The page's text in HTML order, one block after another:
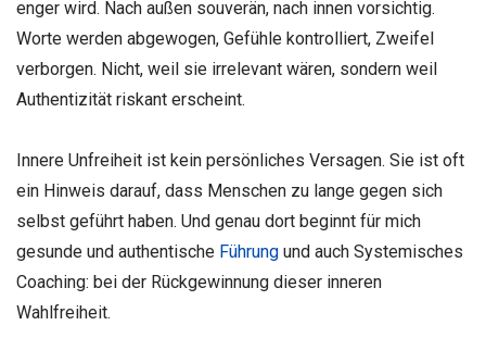
enger wird. Nach außen souverän, nach innen vorsichtig.
Worte werden abgewogen, Gefühle kontrolliert, Zweifel
verborgen. Nicht, weil sie irrelevant wären, sondern weil
Authentizität riskant erscheint.
Innere Unfreiheit ist kein persönliches Versagen. Sie ist oft
ein Hinweis darauf, dass Menschen zu lange gegen sich
selbst geführt haben. Und genau dort beginnt für mich
gesunde und authentische Führung und auch Systemisches
Coaching: bei der Rückgewinnung dieser inneren
Wahlfreiheit.